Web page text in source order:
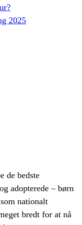
2025
de bedste
adopterede – børn
nationalt
bredt for at nå